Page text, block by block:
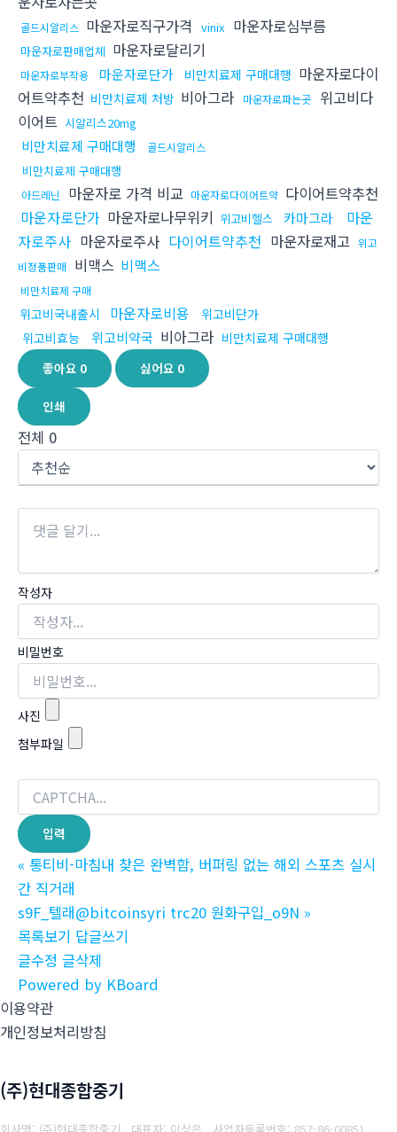
골드시알리스 마운자로직구가격 vinix 마운자로심부름
마운자로판매업체 마운자로달리기
마운자로부작용 마운자로단가 비만치료제 구매대행 마운자로다이
어트약추천 비만치료제 처방 비아그라 마운자로파는곳
위고비다
이어트 시알리스20mg
비만치료제 구매대행 골드시알리스
비만치료제 구매대행
아드레닌 마운자로 가격 비교 마운자로다이어트약 다이어트약추천
마운자로단가 마운자로나무위키 위고비헬스 카마그라
마운
자로주사 마운자로주사 다이어트약추천 마운자로재고 위고
비정품판매 비맥스 비맥스
비만치료제 구매
위고비국내출시 마운자로비용
위고비단가
위고비효능
위고비약국 비아그라 비만치료제 구매대행
좋아요 0 싫어요 0
인쇄
전체 0
작성자
비밀번호
사진
첨부파일
« 통티비-마침내 찾은 완벽함, 버퍼링 없는 해외 스포츠 실시
간 직거래
s9F_텔래@bitcoinsyri trc20 원화구입_o9N »
목록보기 답글쓰기
글수정 글삭제
Powered by KBoard
이용약관
개인정보처리방침
(주)현대종합중기